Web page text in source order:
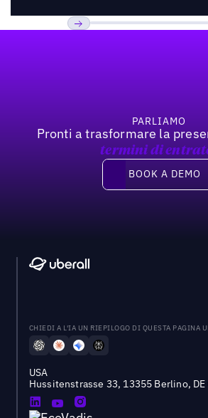
PARLIAMO
Pronti a trasformare la
termini di
Book a demo
BOOK A DEMO
CHIEDI A L'IA UN RIEPILOGO DI QUESTA PAGINA
USA
Hussitenstrasse 33, 13355 Berlino, DE